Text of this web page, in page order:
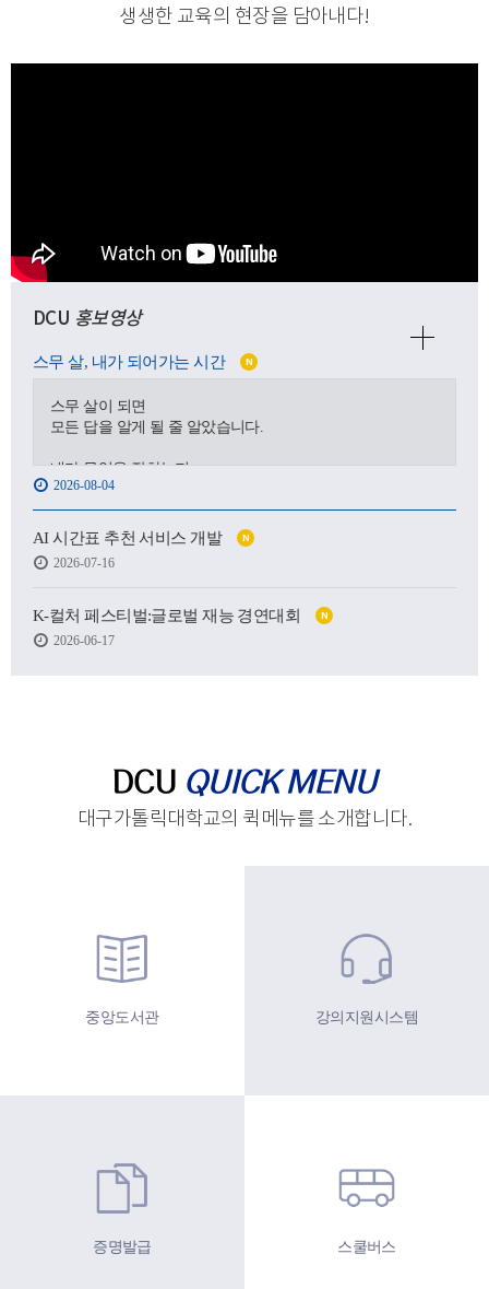
생생한 교육의 현장을 담아내다!
DCU 홍보영상
스무 살, 내가 되어가는 시간 N
스무 살이 되면
모든 답을 알게 될 줄 알았습니다.
내가 무엇을 잘하는지,
어디로 가야 하는지,
어떤 사람이 될 수 있을지.
하지만 처음 마주한 강의실도,
처음 건넨 인사도,
생각보다 낯설고 서툴렀습니다.
2026-08-04
AI 시간표 추천 서비스 개발 N
2026-07-16
K-컬처 페스티벌:글로벌 재능 경연대회 N
2026-06-17
DCU QUICK MENU
대구가톨릭대학교의 퀵메뉴를 소개합니다.
중앙도서관 강의지원시스템
증명발급 스쿨버스